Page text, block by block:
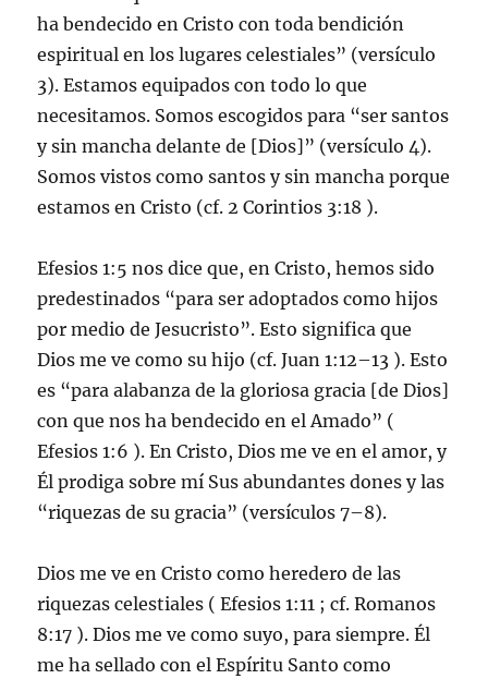
ha bendecido en Cristo con toda bendición
espiritual en los lugares celestiales” (versículo
3). Estamos equipados con todo lo que
necesitamos. Somos escogidos para “ser santos
y sin mancha delante de [Dios]” (versículo 4).
Somos vistos como santos y sin mancha porque
estamos en Cristo (cf. 2 Corintios 3:18 ).
Efesios 1:5 nos dice que, en Cristo, hemos sido
predestinados “para ser adoptados como hijos
por medio de Jesucristo”. Esto significa que
Dios me ve como su hijo (cf. Juan 1:12–13 ). Esto
es “para alabanza de la gloriosa gracia [de Dios]
con que nos ha bendecido en el Amado” (
Efesios 1:6 ). En Cristo, Dios me ve en el amor, y
Él prodiga sobre mí Sus abundantes dones y las
“riquezas de su gracia” (versículos 7–8).
Dios me ve en Cristo como heredero de las
riquezas celestiales ( Efesios 1:11 ; cf. Romanos
8:17 ). Dios me ve como suyo, para siempre. Él
me ha sellado con el Espíritu Santo como